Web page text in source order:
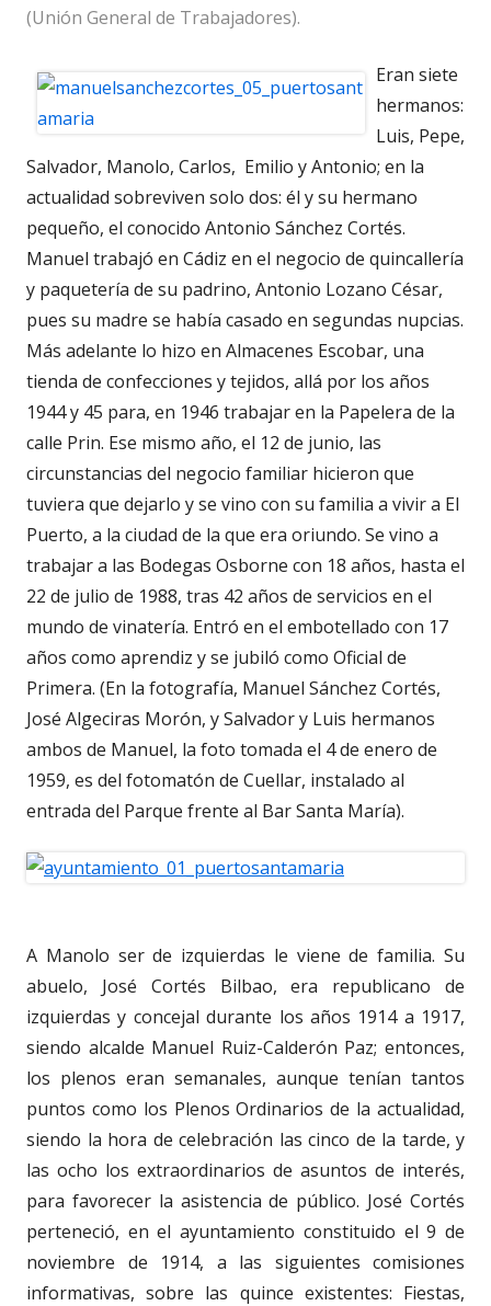
(Unión General de Trabajadores).
Eran siete
hermanos:
Luis, Pepe,
Salvador, Manolo, Carlos, Emilio y Antonio; en la
actualidad sobreviven solo dos: él y su hermano
pequeño, el conocido Antonio Sánchez Cortés.
Manuel trabajó en Cádiz en el negocio de quincallería
y paquetería de su padrino, Antonio Lozano César,
pues su madre se había casado en segundas nupcias.
Más adelante lo hizo en Almacenes Escobar, una
tienda de confecciones y tejidos, allá por los años
1944 y 45 para, en 1946 trabajar en la Papelera de la
calle Prin. Ese mismo año, el 12 de junio, las
circunstancias del negocio familiar hicieron que
tuviera que dejarlo y se vino con su familia a vivir a El
Puerto, a la ciudad de la que era oriundo. Se vino a
trabajar a las Bodegas Osborne con 18 años, hasta el
22 de julio de 1988, tras 42 años de servicios en el
mundo de vinatería. Entró en el embotellado con 17
años como aprendiz y se jubiló como Oficial de
Primera. (En la fotografía, Manuel Sánchez Cortés,
José Algeciras Morón, y Salvador y Luis hermanos
ambos de Manuel, la foto tomada el 4 de enero de
1959, es del fotomatón de Cuellar, instalado al
entrada del Parque frente al Bar Santa María).
A Manolo ser de izquierdas le viene de familia. Su
abuelo, José Cortés Bilbao, era republicano de
izquierdas y concejal durante los años 1914 a 1917,
siendo alcalde Manuel Ruiz-Calderón Paz; entonces,
los plenos eran semanales, aunque tenían tantos
puntos como los Plenos Ordinarios de la actualidad,
siendo la hora de celebración las cinco de la tarde, y
las ocho los extraordinarios de asuntos de interés,
para favorecer la asistencia de público. José Cortés
perteneció, en el ayuntamiento constituido el 9 de
noviembre de 1914, a las siguientes comisiones
informativas, sobre las quince existentes: Fiestas,